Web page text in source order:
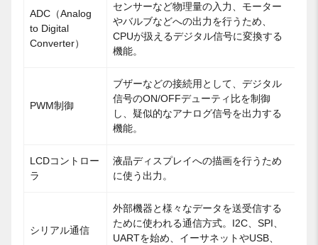
ADC（Analog
to Digital
Converter）
センサーなど物理量の入力、モーター
やバルブなどへの出力を行うため、
CPUが扱えるデジタル信号に変換する
機能。
PWM制御
ブザーなどの接続用として、デジタル
信号のON/OFFデューティ比を制御
し、疑似的なアナログ信号を出力する
機能。
LCDコントロー
ラ
液晶ディスプレイへの描画を行うため
に使う出力。
シリアル通信
外部機器と様々なデータを送受信する
ために使われる通信方式。I2C、SPI、
UARTを始め、イーサネットやUSB、